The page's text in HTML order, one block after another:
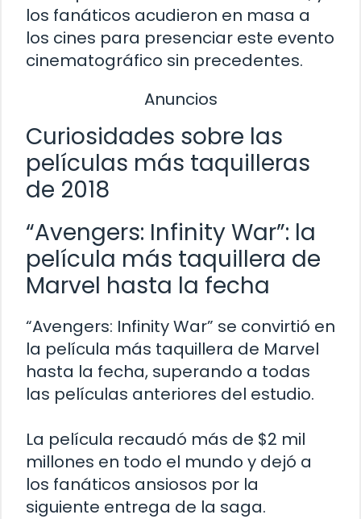
los fanáticos acudieron en masa a
los cines para presenciar este evento
cinematográfico sin precedentes.
Anuncios
Curiosidades sobre las
películas más taquilleras
de 2018
“Avengers: Infinity War”: la
película más taquillera de
Marvel hasta la fecha
“Avengers: Infinity War” se convirtió en
la película más taquillera de Marvel
hasta la fecha, superando a todas
las películas anteriores del estudio.
La película recaudó más de $2 mil
millones en todo el mundo y dejó a
los fanáticos ansiosos por la
siguiente entrega de la saga.